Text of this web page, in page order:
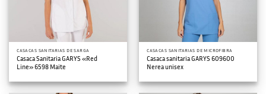
CASACAS SANITARIAS DE SARGA
Casaca Sanitaria GARYS «Red
Line» 6598 Maite
CASACAS SANITARIAS DE MICROFIBRA
Casaca sanitaria GARYS 609600
Nerea unisex